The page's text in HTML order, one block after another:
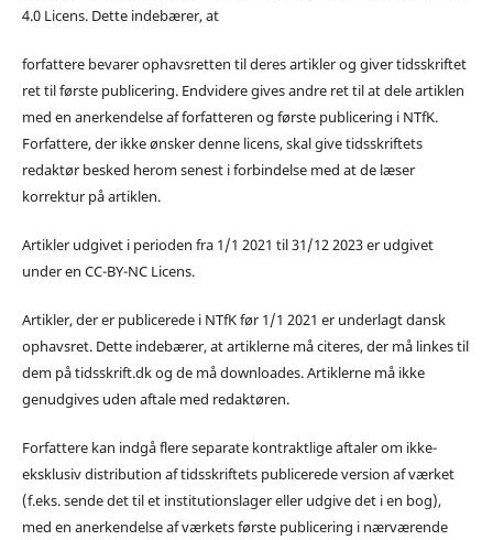
4.0 Licens. Dette indebærer, at
forfattere bevarer ophavsretten til deres artikler og giver tidsskriftet
ret til første publicering. Endvidere gives andre ret til at dele artiklen
med en anerkendelse af forfatteren og første publicering i NTfK.
Forfattere, der ikke ønsker denne licens, skal give tidsskriftets
redaktør besked herom senest i forbindelse med at de læser
korrektur på artiklen.
Artikler udgivet i perioden fra 1/1 2021 til 31/12 2023 er udgivet
under en CC-BY-NC Licens.
Artikler, der er publicerede i NTfK før 1/1 2021 er underlagt dansk
ophavsret. Dette indebærer, at artiklerne må citeres, der må linkes til
dem på tidsskrift.dk og de må downloades. Artiklerne må ikke
genudgives uden aftale med redaktøren.
Forfattere kan indgå flere separate kontraktlige aftaler om ikke-
eksklusiv distribution af tidsskriftets publicerede version af værket
(f.eks. sende det til et institutionslager eller udgive det i en bog),
med en anerkendelse af værkets første publicering i nærværende